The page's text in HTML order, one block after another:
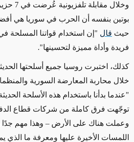
بوتين بنفسه أن الحرب في سوريا هي
حيث قال "إن استخدام قواتنا المسلحة
فريدة وأداة مميزة لتحسينها".
كذلك، اختبرت روسيا جميع أسلحتها
خلال محاربة المعارضة السورية
"عندما بدأنا باستخدام هذه الأسلحة
توجّهت فرق كاملة من شركات قطاع
وعملت هناك على الأرض – وهذا مهم جدًا
اللمسات الأخيرة عليها ومعرفة ما الذي